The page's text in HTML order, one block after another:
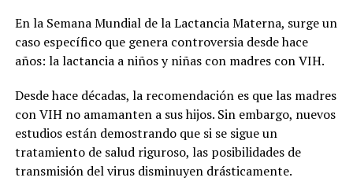
La nota que presentaron los vecinos:
En la Semana Mundial de la Lactancia Materna, surge un
caso específico que genera controversia desde hace
años: la lactancia a niños y niñas con madres con VIH.
Desde hace décadas, la recomendación es que las madres
con VIH no amamanten a sus hijos. Sin embargo, nuevos
estudios están demostrando que si se sigue un
tratamiento de salud riguroso, las posibilidades de
transmisión del virus disminuyen drásticamente.